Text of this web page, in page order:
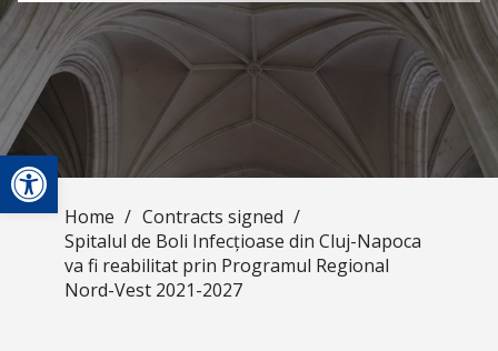
Open toolbar
Home / Contracts signed /
Spitalul de Boli Infecțioase din Cluj-Napoca
va fi reabilitat prin Programul Regional
Nord-Vest 2021-2027